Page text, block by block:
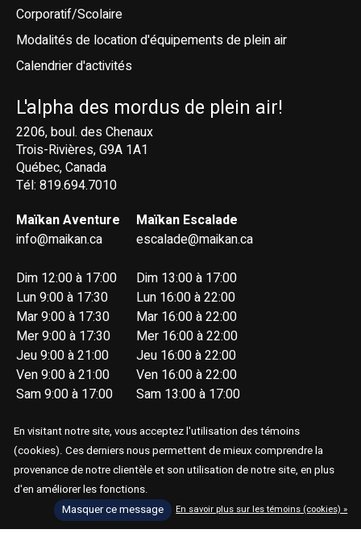
Corporatif/Scolaire
Modalités de location d'équipements de plein air
Calendrier d'activités
L'alpha des mordus de plein air!
2206, boul. des Chenaux
Trois-Rivières, G9A 1A1
Québec, Canada
Tél: 819.694.7010
Maïkan Aventure
info@maikan.ca
Dim 12:00 à 17:00
Lun 9:00 à 17:30
Mar 9:00 à 17:30
Mer 9:00 à 17:30
Jeu 9:00 à 21:00
Ven 9:00 à 21:00
Sam 9:00 à 17:00
Maïkan Escalade
escalade@maikan.ca
Dim 13:00 à 17:00
Lun 16:00 à 22:00
Mar 16:00 à 22:00
Mer 16:00 à 22:00
Jeu 16:00 à 22:00
Ven 16:00 à 22:00
Sam 13:00 à 17:00
© Copyright 2026 Maïkan Aventure
En visitant notre site, vous acceptez l'utilisation des témoins
(cookies). Ces derniers nous permettent de mieux comprendre la
provenance de notre clientèle et son utilisation de notre site, en plus
d'en améliorer les fonctions.
Masquer ce message
En savoir plus sur les témoins (cookies) »